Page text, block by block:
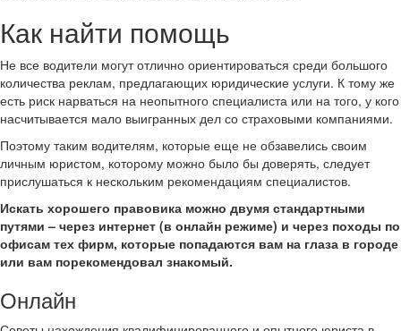
Как найти помощь
Не все водители могут отлично ориентироваться среди большого
количества реклам, предлагающих юридические услуги. К тому же
есть риск нарваться на неопытного специалиста или на того, у кого
насчитывается мало выигранных дел со страховыми компаниями.
Поэтому таким водителям, которые еще не обзавелись своим
личным юристом, которому можно было бы доверять, следует
прислушаться к нескольким рекомендациям специалистов.
Искать хорошего правовика можно двумя стандартными
путями – через интернет (в онлайн режиме) и через походы по
офисам тех фирм, которые попадаются вам на глаза в городе
или вам порекомендовал знакомый.
Онлайн